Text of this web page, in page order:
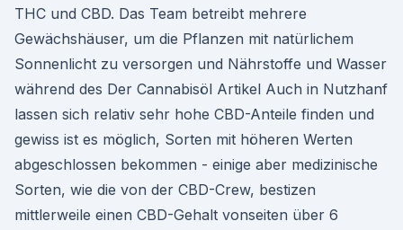
THC und CBD. Das Team betreibt mehrere
Gewächshäuser, um die Pflanzen mit natürlichem
Sonnenlicht zu versorgen und Nährstoffe und Wasser
während des Der Cannabisöl Artikel Auch in Nutzhanf
lassen sich relativ sehr hohe CBD-Anteile finden und
gewiss ist es möglich, Sorten mit höheren Werten
abgeschlossen bekommen - einige aber medizinische
Sorten, wie die von der CBD-Crew, bestizen
mittlerweile einen CBD-Gehalt vonseiten über 6